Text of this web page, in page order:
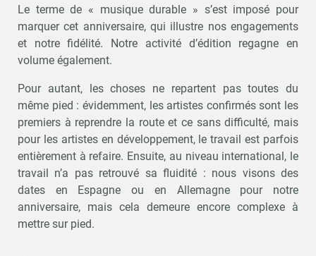
Le terme de « musique durable » s’est imposé pour
marquer cet anniversaire, qui illustre nos engagements
et notre fidélité. Notre activité d’édition regagne en
volume également.
Pour autant, les choses ne repartent pas toutes du
même pied : évidemment, les artistes confirmés sont les
premiers à reprendre la route et ce sans difficulté, mais
pour les artistes en développement, le travail est parfois
entièrement à refaire. Ensuite, au niveau international, le
travail n’a pas retrouvé sa fluidité : nous visons des
dates en Espagne ou en Allemagne pour notre
anniversaire, mais cela demeure encore complexe à
mettre sur pied.